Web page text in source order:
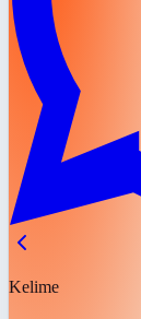
Kelime